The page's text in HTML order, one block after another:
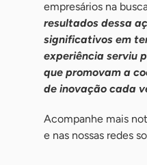
empresários na
resultados dessa
significativos em
experiência serviu
que promovam a
de inovação cada
Acompanhe mais
e nas nossas redes